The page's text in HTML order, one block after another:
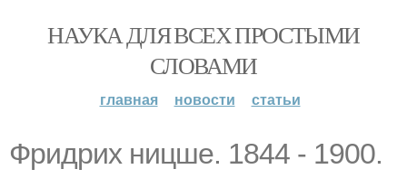
НАУКА ДЛЯ ВСЕХ ПРОСТЫМИ
СЛОВАМИ
главная новости статьи
Фридрих ницше. 1844 - 1900.